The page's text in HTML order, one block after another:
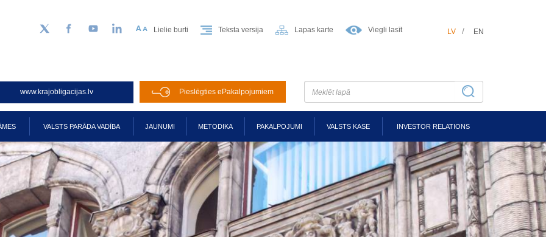
Sekojiet mums Twitter
FacebookYouTubeLinkedIn Lielie burti Teksta versija Lapas karte Viegli lasīt LV EN
www.krajobligacijas.lv Pieslēgties ePakalpojumiem
VALSTS PARĀDA VADĪBA JAUNUMI METODIKA PAKALPOJUMI VALSTS KASE INVESTOR RELATIONS